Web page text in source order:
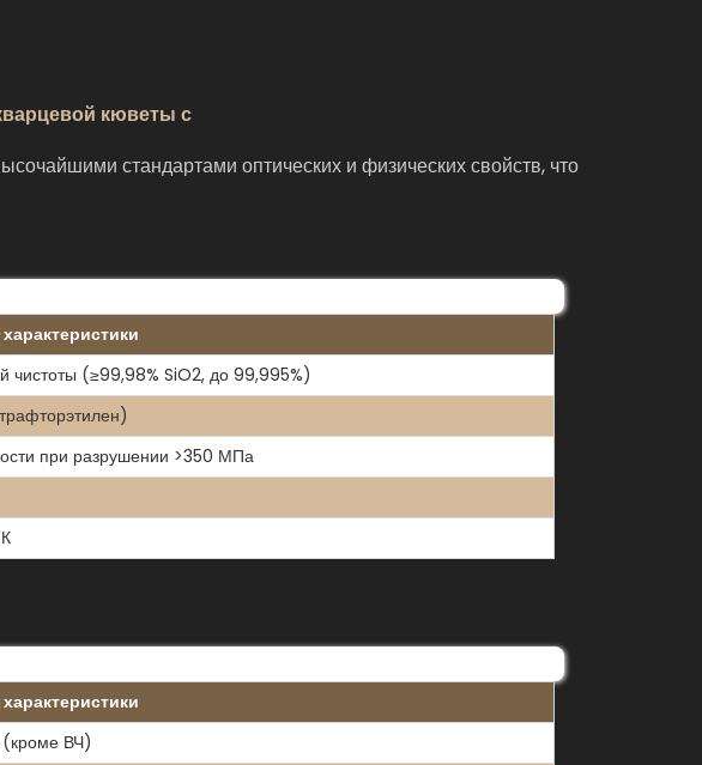
кюветы с
стандартами оптических и физических свойств, что
чистоты (≥99,98% SiO2, до 99,995%)
при разрушении >350 МПа
(кроме ВЧ)